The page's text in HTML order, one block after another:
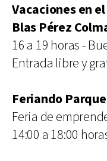
Vacaciones en
Blas Pérez
16 a 19 horas -
Entrada libre y
Feriando
Feria de
14:00 a 18:00